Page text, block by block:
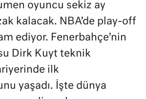
oyuncu sekiz ay
kalacak. NBA’de play-off
ediyor. Fenerbahçe’nin
Dirk Kuyt teknik
ilk
yaşadı. İşte dünya